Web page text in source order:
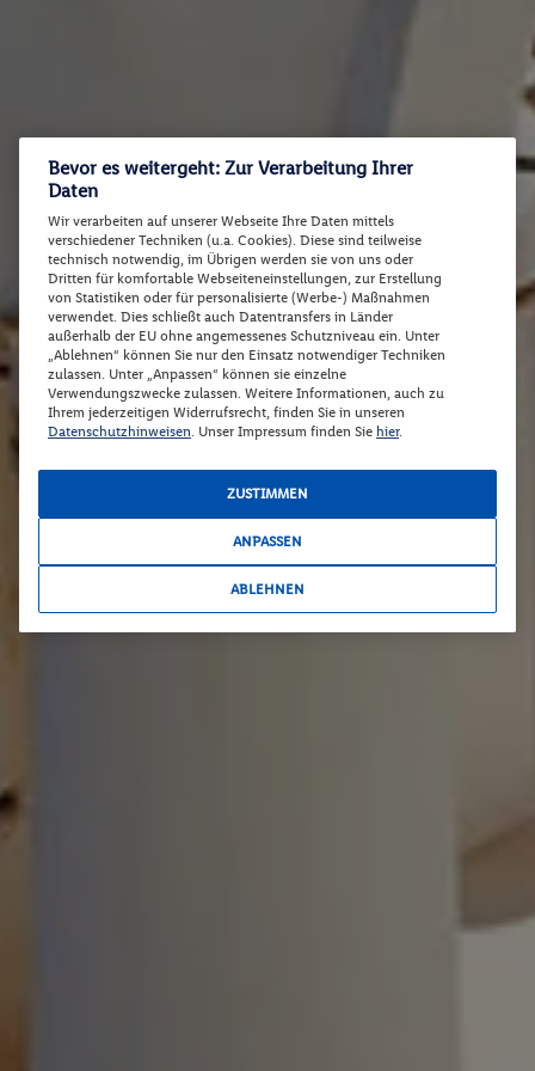
Bevor es weitergeht: Zur Verarbeitung Ihrer
Daten
Wir verarbeiten auf unserer Webseite Ihre Daten mittels
verschiedener Techniken (u.a. Cookies). Diese sind teilweise
technisch notwendig, im Übrigen werden sie von uns oder
Dritten für komfortable Webseiteneinstellungen, zur Erstellung
von Statistiken oder für personalisierte (Werbe-) Maßnahmen
verwendet. Dies schließt auch Datentransfers in Länder
außerhalb der EU ohne angemessenes Schutzniveau ein. Unter
„Ablehnen“ können Sie nur den Einsatz notwendiger Techniken
zulassen. Unter „Anpassen“ können sie einzelne
Verwendungszwecke zulassen. Weitere Informationen, auch zu
Ihrem jederzeitigen Widerrufsrecht, finden Sie in unseren
Datenschutzhinweisen. Unser Impressum finden Sie hier.
ZUSTIMMEN
ANPASSEN
ABLEHNEN